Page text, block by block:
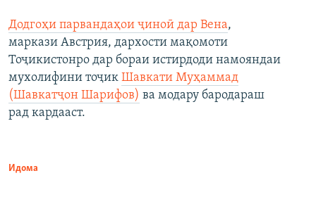
Додгоҳи парвандаҳои ҷиноӣ дар Вена,
маркази Австрия, дархости мақомоти
Тоҷикистонро дар бораи истирдоди намояндаи
мухолифини тоҷик Шавкати Муҳаммад
(Шавкатҷон Шарифов) ва модару бародараш
рад кардааст.
Идома